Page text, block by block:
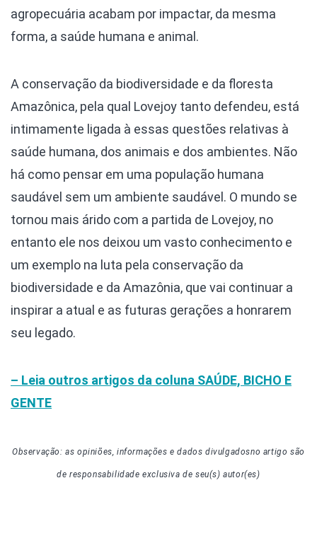
agropecuária acabam por impactar, da mesma
forma, a saúde humana e animal.
A conservação da biodiversidade e da floresta
Amazônica, pela qual Lovejoy tanto defendeu, está
intimamente ligada à essas questões relativas à
saúde humana, dos animais e dos ambientes. Não
há como pensar em uma população humana
saudável sem um ambiente saudável. O mundo se
tornou mais árido com a partida de Lovejoy, no
entanto ele nos deixou um vasto conhecimento e
um exemplo na luta pela conservação da
biodiversidade e da Amazônia, que vai continuar a
inspirar a atual e as futuras gerações a honrarem
seu legado.
– Leia outros artigos da coluna SAÚDE, BICHO E
GENTE
Observação: as opiniões, informações e dados divulgadosno artigosão
de responsabilidade exclusiva de seu(s) autor(es)